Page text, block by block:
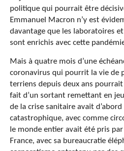
politique qui pourrait être
Emmanuel Macron n’y est
davantage que les laboratoires
sont enrichis avec cette
Mais à quatre mois d’une
coronavirus qui pourrit la vie de
terriens depuis deux ans
fait d’un sortant remettant en
de la crise sanitaire avait
catastrophique, avec comme
le monde entier avait été pris
France, avec sa bureaucratie